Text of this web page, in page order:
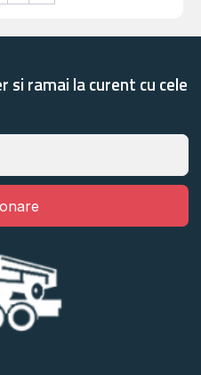
ramai la curent cu cele